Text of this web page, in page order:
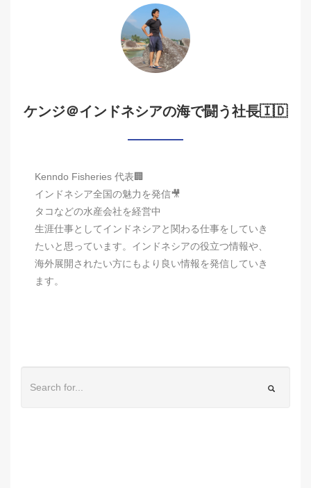
ケンジ＠インドネシアの海で闘う社長🇮🇩
Kenndo Fisheries 代表🏢
インドネシア全国の魅力を発信🎥
タコなどの水産会社を経営中
生涯仕事としてインドネシアと関わる仕事をしていき
たいと思っています。インドネシアの役立つ情報や、
海外展開されたい方にもより良い情報を発信していき
ます。